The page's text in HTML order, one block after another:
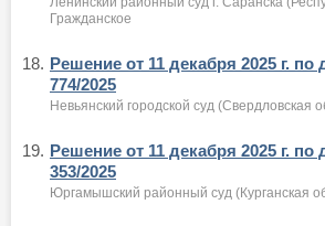
Гражданское
18. Решение от 11 декабря 2025 г.
774/2025
Невьянский городской суд (Свердловская
19. Решение от 11 декабря 2025 г.
353/2025
Юргамышский районный суд (Курганская